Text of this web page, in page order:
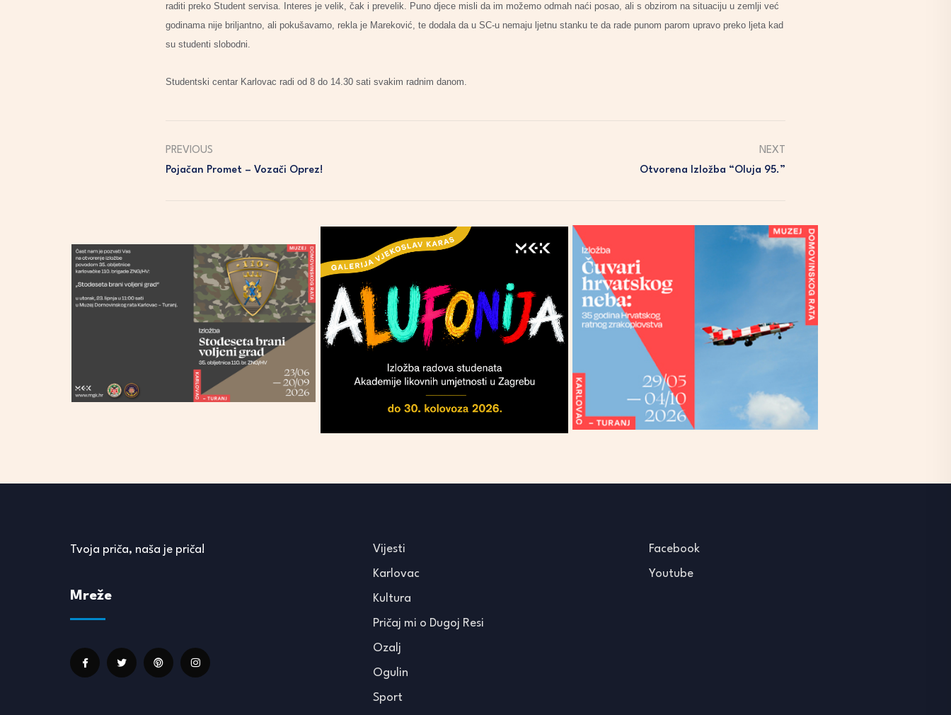
raditi preko Student servisa. Interes je velik, čak i prevelik. Puno djece misli da im možemo odmah naći posao, ali s obzirom na situaciju u zemlji već
godinama nije briljantno, ali pokušavamo, rekla je Mareković, te dodala da u SC-u nemaju ljetnu stanku te da rade punom parom upravo preko ljeta kad
su studenti slobodni.
Studentski centar Karlovac radi od 8 do 14.30 sati svakim radnim danom.
PREVIOUS
Pojačan Promet – Vozači Oprez!
NEXT
Otvorena Izložba “Oluja 95.”
Tvoja priča, naša je priča!
Mreže
Vijesti
Karlovac
Kultura
Pričaj mi o Dugoj Resi
Ozalj
Ogulin
Sport
Facebook
Youtube